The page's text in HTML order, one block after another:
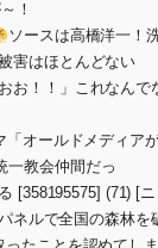
！
ソースは高橋洋一！
害はほとんどない
！！」これなん
オールドメディア
教会仲間だっ
[358195575] (71) [ニ
ルで全国の森林を